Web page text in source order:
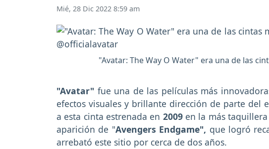
Mié, 28 Dic 2022 8:59 am
"Avatar: The Way O Water" era una de las
"Avatar" fue una de las películas más
efectos visuales y brillante dirección de parte del
a esta cinta estrenada en 2009en la más
aparición de "Avengers Endgame", que logró
arrebató este sitio por cerca de dos años.